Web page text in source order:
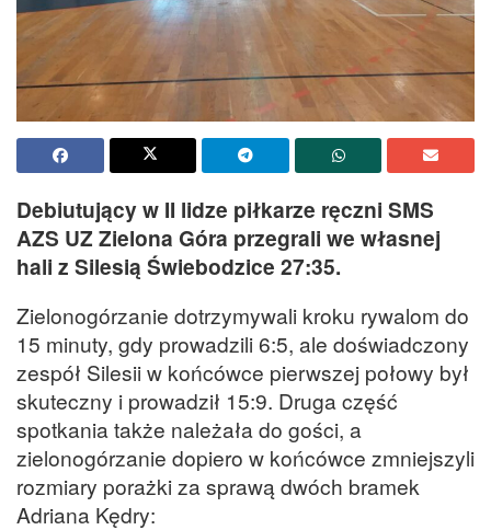
Debiutujący w II lidze piłkarze ręczni SMS
AZS UZ Zielona Góra przegrali we własnej
hali z Silesią Świebodzice 27:35.
Zielonogórzanie dotrzymywali kroku rywalom do
15 minuty, gdy prowadzili 6:5, ale doświadczony
zespół Silesii w końcówce pierwszej połowy był
skuteczny i prowadził 15:9. Druga część
spotkania także należała do gości, a
zielonogórzanie dopiero w końcówce zmniejszyli
rozmiary porażki za sprawą dwóch bramek
Adriana Kędry: